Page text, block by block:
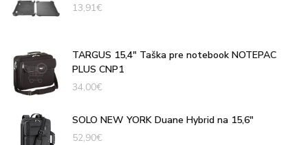
13,91€
TARGUS 15,4" Taška pre notebook NOTEPAC
PLUS CNP1
34,00€
SOLO NEW YORK Duane Hybrid na 15,6"
52,90€